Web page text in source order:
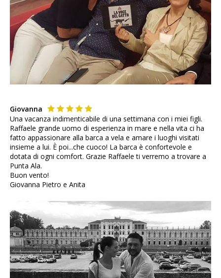
Giovanna
Una vacanza indimenticabile di una settimana con i miei figli.
Raffaele grande uomo di esperienza in mare e nella vita ci ha
fatto appassionare alla barca a vela e amare i luoghi visitati
insieme a lui. È poi...che cuoco! La barca è confortevole e
dotata di ogni comfort. Grazie Raffaele ti verremo a trovare a
Punta Ala.
Buon vento!
Giovanna Pietro e Anita